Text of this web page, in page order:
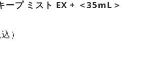
ープ ミスト EX + ＜35mL＞
）